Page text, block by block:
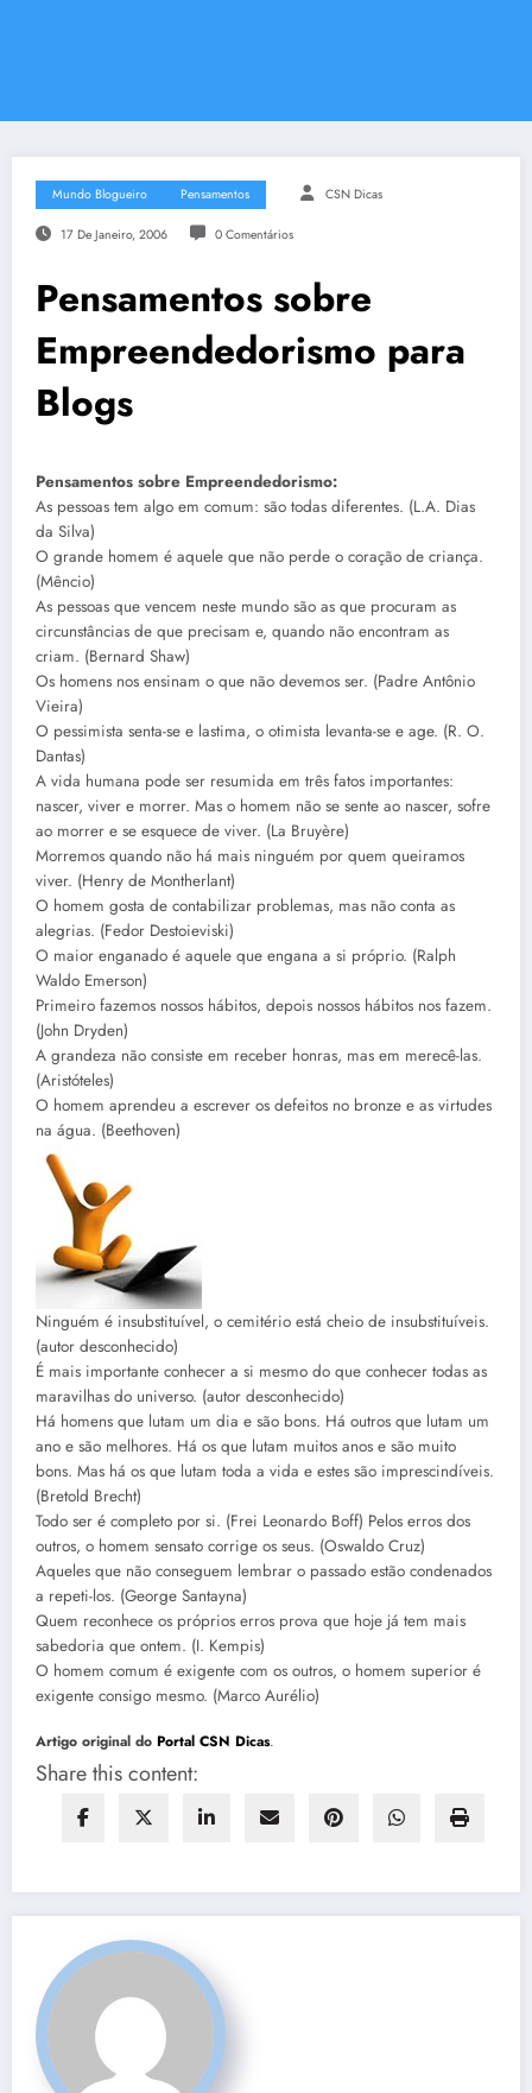
Mundo Blogueiro Pensamentos CSN Dicas
17 De Janeiro, 2006 0 Comentários
Pensamentos sobre
Empreendedorismo para
Blogs
Pensamentos sobre Empreendedorismo:
As pessoas tem algo em comum: são todas diferentes. (L.A. Dias
da Silva)
O grande homem é aquele que não perde o coração de criança.
(Mêncio)
As pessoas que vencem neste mundo são as que procuram as
circunstâncias de que precisam e, quando não encontram as
criam. (Bernard Shaw)
Os homens nos ensinam o que não devemos ser. (Padre Antônio
Vieira)
O pessimista senta-se e lastima, o otimista levanta-se e age. (R. O.
Dantas)
A vida humana pode ser resumida em três fatos importantes:
nascer, viver e morrer. Mas o homem não se sente ao nascer, sofre
ao morrer e se esquece de viver. (La Bruyère)
Morremos quando não há mais ninguém por quem queiramos
viver. (Henry de Montherlant)
O homem gosta de contabilizar problemas, mas não conta as
alegrias. (Fedor Destoieviski)
O maior enganado é aquele que engana a si próprio. (Ralph
Waldo Emerson)
Primeiro fazemos nossos hábitos, depois nossos hábitos nos fazem.
(John Dryden)
A grandeza não consiste em receber honras, mas em merecê-las.
(Aristóteles)
O homem aprendeu a escrever os defeitos no bronze e as virtudes
na água. (Beethoven)
Ninguém é insubstituível, o cemitério está cheio de insubstituíveis.
(autor desconhecido)
É mais importante conhecer a si mesmo do que conhecer todas as
maravilhas do universo. (autor desconhecido)
Há homens que lutam um dia e são bons. Há outros que lutam um
ano e são melhores. Há os que lutam muitos anos e são muito
bons. Mas há os que lutam toda a vida e estes são imprescindíveis.
(Bretold Brecht)
Todo ser é completo por si. (Frei Leonardo Boff) Pelos erros dos
outros, o homem sensato corrige os seus. (Oswaldo Cruz)
Aqueles que não conseguem lembrar o passado estão condenados
a repeti-los. (George Santayna)
Quem reconhece os próprios erros prova que hoje já tem mais
sabedoria que ontem. (I. Kempis)
O homem comum é exigente com os outros, o homem superior é
exigente consigo mesmo. (Marco Aurélio)
Artigo original do Portal CSN Dicas.
Share this content: